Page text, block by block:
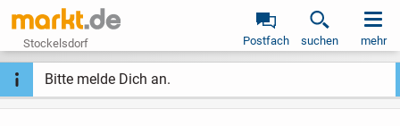
Stockelsdorf Postfach suchen mehr
Bitte melde Dich an.